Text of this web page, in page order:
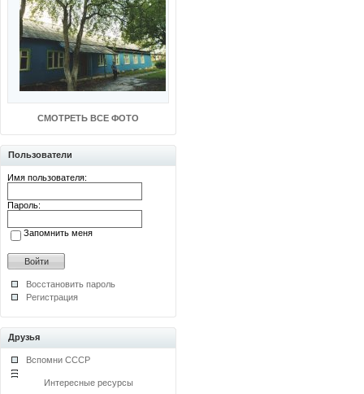
СМОТРЕТЬ ВСЕ ФОТО
Пользователи
Имя пользователя:
Пароль:
Запомнить меня
Восстановить пароль
Регистрация
Друзья
Вспомни СССР
Интересные ресурсы